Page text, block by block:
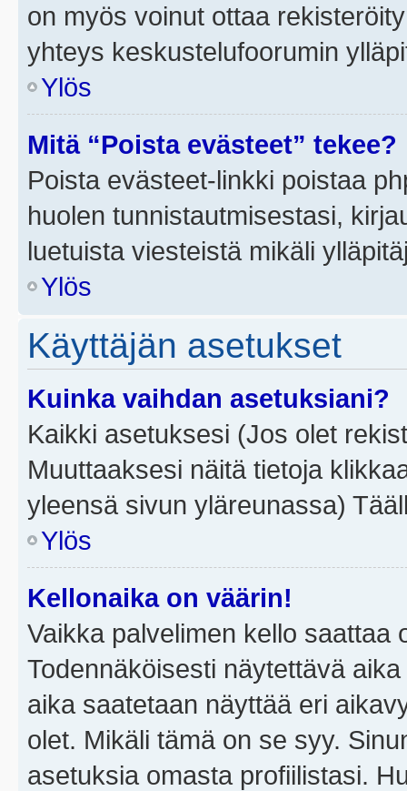
on myös voinut ottaa
yhteys keskustelufoorumin
Ylös
Mitä “Poista evästeet” tekee?
Poista evästeet-linkki poistaa
huolen tunnistautmisestasi,
luetuista viesteistä mikäli
Ylös
Käyttäjän asetukset
Kuinka vaihdan asetuksiani?
Kaikki asetuksesi (Jos olet
Muuttaaksesi näitä tietoja
yleensä sivun yläreunassa)
Ylös
Kellonaika on väärin!
Vaikka palvelimen kello saattaa
Todennäköisesti näytettävä
aika saatetaan näyttää eri
olet. Mikäli tämä on se syy.
asetuksia omasta profiilistasi.